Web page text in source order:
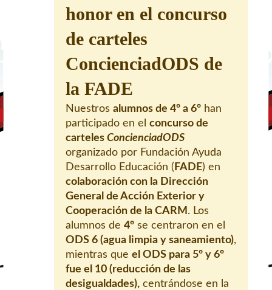
honor en el concurso
de carteles
ConcienciadODS de
la FADE
Nuestros alumnos de 4º a 6º han
participado en el concurso de
carteles ConcienciadODS
organizado por Fundación Ayuda
Desarrollo Educación ( FADE) en
colaboración con la Dirección
General de Acción Exterior y
Cooperación de la CARM . Los
alumnos de 4º se centraron en el
ODS 6 (agua limpia y saneamiento),
mientras que el ODS para 5º y 6º
fue el 10 (reducción de las
desigualdades), centrándose en la